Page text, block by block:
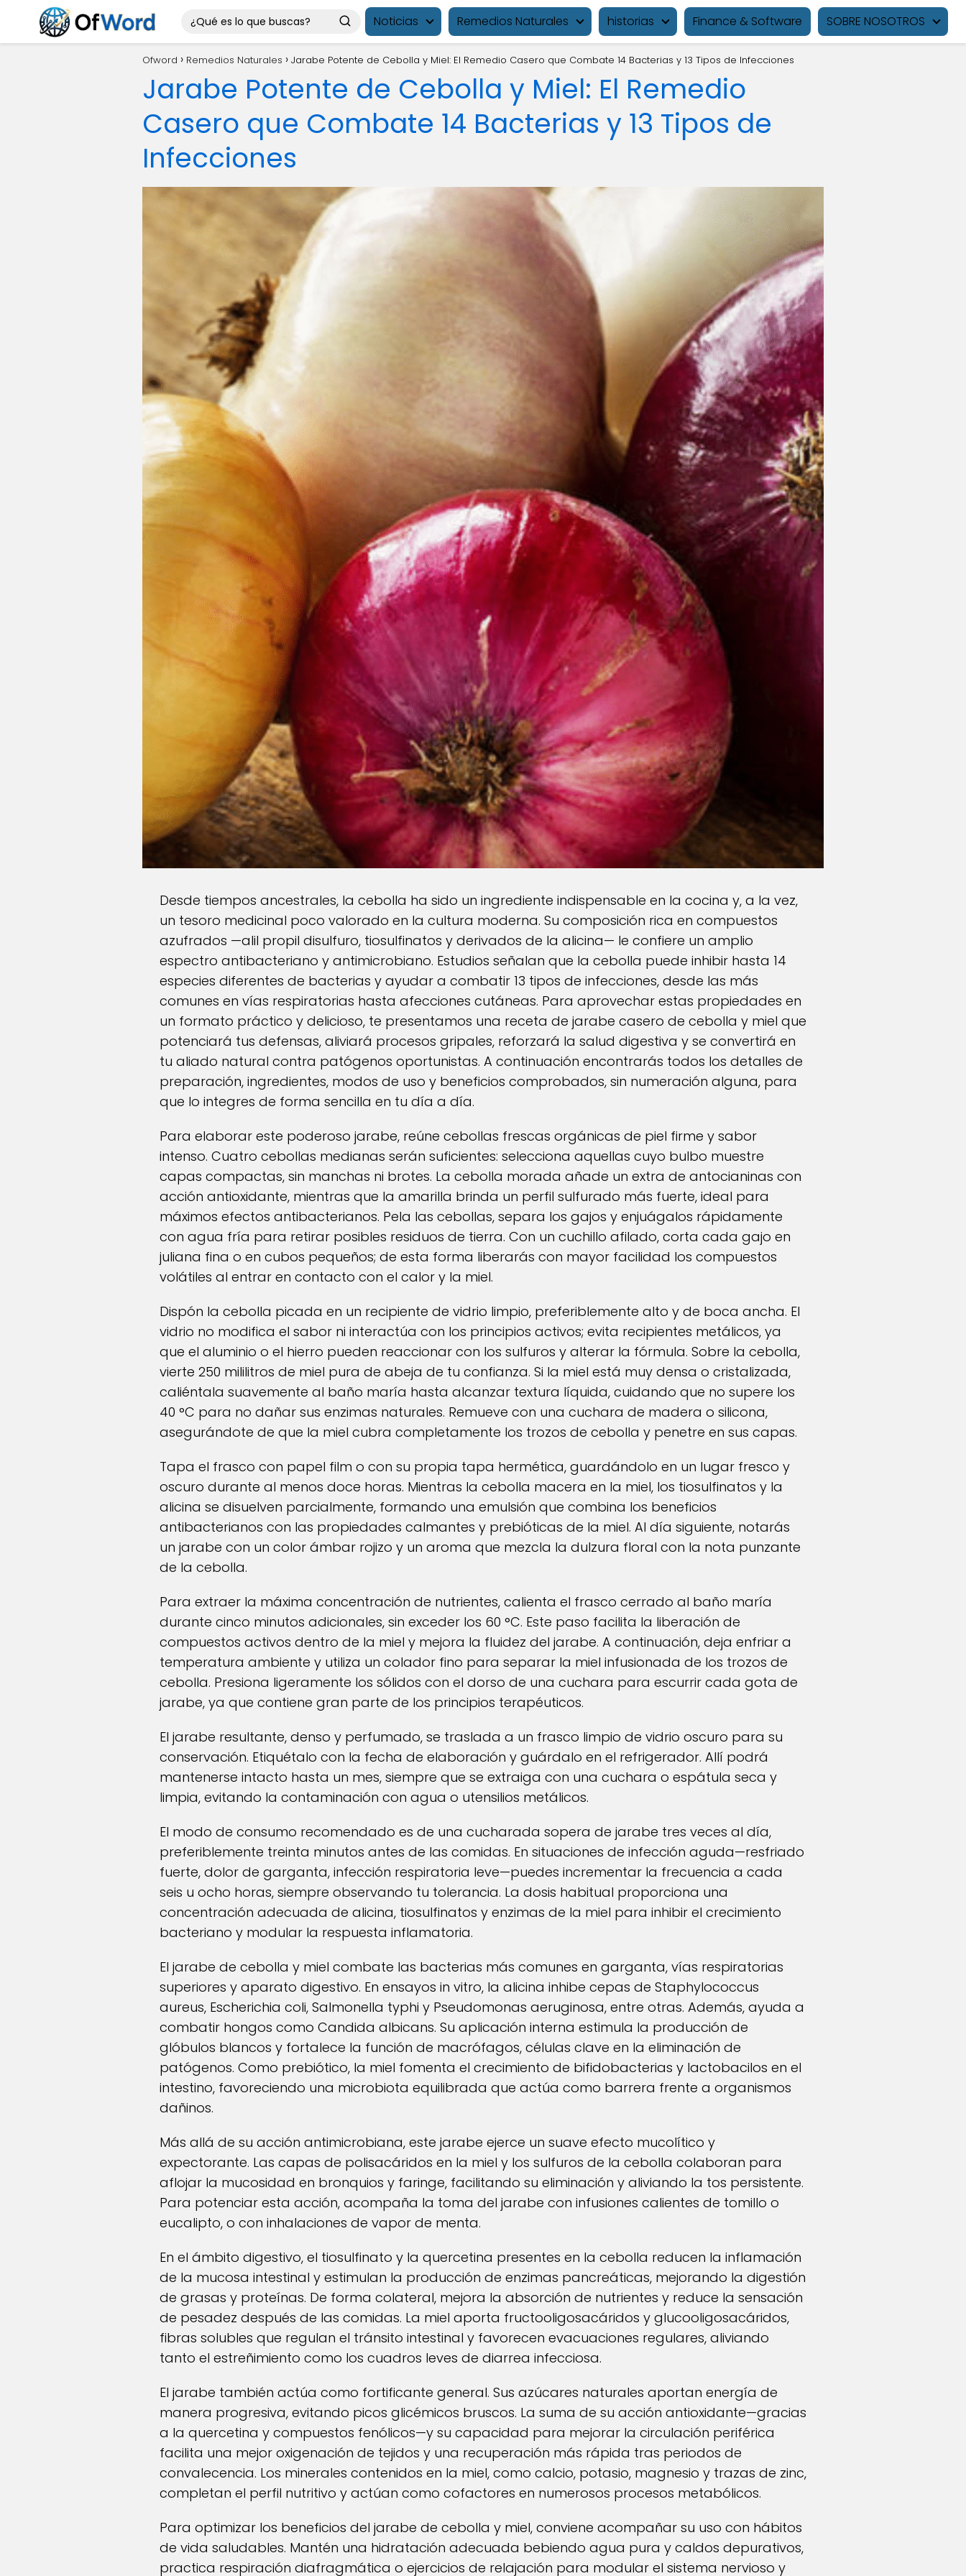
Noticias Remedios Naturales historias Finance & Software SOBRE NOSOTROS
Ofword Remedios Naturales Jarabe Potente de Cebolla y Miel: El Remedio Casero que Combate 14 Bacterias y 13 Tipos de Infecciones
Jarabe Potente de Cebolla y Miel: El Remedio
Casero que Combate 14 Bacterias y 13 Tipos de
Infecciones
Desde tiempos ancestrales, la cebolla ha sido un ingrediente indispensable en la cocina y, a la vez,
un tesoro medicinal poco valorado en la cultura moderna. Su composición rica en compuestos
azufrados —alil propil disulfuro, tiosulfinatos y derivados de la alicina— le confiere un amplio
espectro antibacteriano y antimicrobiano. Estudios señalan que la cebolla puede inhibir hasta 14
especies diferentes de bacterias y ayudar a combatir 13 tipos de infecciones, desde las más
comunes en vías respiratorias hasta afecciones cutáneas. Para aprovechar estas propiedades en
un formato práctico y delicioso, te presentamos una receta de jarabe casero de cebolla y miel que
potenciará tus defensas, aliviará procesos gripales, reforzará la salud digestiva y se convertirá en
tu aliado natural contra patógenos oportunistas. A continuación encontrarás todos los detalles de
preparación, ingredientes, modos de uso y beneficios comprobados, sin numeración alguna, para
que lo integres de forma sencilla en tu día a día.
Para elaborar este poderoso jarabe, reúne cebollas frescas orgánicas de piel firme y sabor
intenso. Cuatro cebollas medianas serán suficientes: selecciona aquellas cuyo bulbo muestre
capas compactas, sin manchas ni brotes. La cebolla morada añade un extra de antocianinas con
acción antioxidante, mientras que la amarilla brinda un perfil sulfurado más fuerte, ideal para
máximos efectos antibacterianos. Pela las cebollas, separa los gajos y enjuágalos rápidamente
con agua fría para retirar posibles residuos de tierra. Con un cuchillo afilado, corta cada gajo en
juliana fina o en cubos pequeños; de esta forma liberarás con mayor facilidad los compuestos
volátiles al entrar en contacto con el calor y la miel.
Dispón la cebolla picada en un recipiente de vidrio limpio, preferiblemente alto y de boca ancha. El
vidrio no modifica el sabor ni interactúa con los principios activos; evita recipientes metálicos, ya
que el aluminio o el hierro pueden reaccionar con los sulfuros y alterar la fórmula. Sobre la cebolla,
vierte 250 mililitros de miel pura de abeja de tu confianza. Si la miel está muy densa o cristalizada,
caliéntala suavemente al baño maría hasta alcanzar textura líquida, cuidando que no supere los
40 °C para no dañar sus enzimas naturales. Remueve con una cuchara de madera o silicona,
asegurándote de que la miel cubra completamente los trozos de cebolla y penetre en sus capas.
Tapa el frasco con papel film o con su propia tapa hermética, guardándolo en un lugar fresco y
oscuro durante al menos doce horas. Mientras la cebolla macera en la miel, los tiosulfinatos y la
alicina se disuelven parcialmente, formando una emulsión que combina los beneficios
antibacterianos con las propiedades calmantes y prebióticas de la miel. Al día siguiente, notarás
un jarabe con un color ámbar rojizo y un aroma que mezcla la dulzura floral con la nota punzante
de la cebolla.
Para extraer la máxima concentración de nutrientes, calienta el frasco cerrado al baño maría
durante cinco minutos adicionales, sin exceder los 60 °C. Este paso facilita la liberación de
compuestos activos dentro de la miel y mejora la fluidez del jarabe. A continuación, deja enfriar a
temperatura ambiente y utiliza un colador fino para separar la miel infusionada de los trozos de
cebolla. Presiona ligeramente los sólidos con el dorso de una cuchara para escurrir cada gota de
jarabe, ya que contiene gran parte de los principios terapéuticos.
El jarabe resultante, denso y perfumado, se traslada a un frasco limpio de vidrio oscuro para su
conservación. Etiquétalo con la fecha de elaboración y guárdalo en el refrigerador. Allí podrá
mantenerse intacto hasta un mes, siempre que se extraiga con una cuchara o espátula seca y
limpia, evitando la contaminación con agua o utensilios metálicos.
El modo de consumo recomendado es de una cucharada sopera de jarabe tres veces al día,
preferiblemente treinta minutos antes de las comidas. En situaciones de infección aguda—resfriado
fuerte, dolor de garganta, infección respiratoria leve—puedes incrementar la frecuencia a cada
seis u ocho horas, siempre observando tu tolerancia. La dosis habitual proporciona una
concentración adecuada de alicina, tiosulfinatos y enzimas de la miel para inhibir el crecimiento
bacteriano y modular la respuesta inflamatoria.
El jarabe de cebolla y miel combate las bacterias más comunes en garganta, vías respiratorias
superiores y aparato digestivo. En ensayos in vitro, la alicina inhibe cepas de Staphylococcus
aureus, Escherichia coli, Salmonella typhi y Pseudomonas aeruginosa, entre otras. Además, ayuda a
combatir hongos como Candida albicans. Su aplicación interna estimula la producción de
glóbulos blancos y fortalece la función de macrófagos, células clave en la eliminación de
patógenos. Como prebiótico, la miel fomenta el crecimiento de bifidobacterias y lactobacilos en el
intestino, favoreciendo una microbiota equilibrada que actúa como barrera frente a organismos
dañinos.
Más allá de su acción antimicrobiana, este jarabe ejerce un suave efecto mucolítico y
expectorante. Las capas de polisacáridos en la miel y los sulfuros de la cebolla colaboran para
aflojar la mucosidad en bronquios y faringe, facilitando su eliminación y aliviando la tos persistente.
Para potenciar esta acción, acompaña la toma del jarabe con infusiones calientes de tomillo o
eucalipto, o con inhalaciones de vapor de menta.
En el ámbito digestivo, el tiosulfinato y la quercetina presentes en la cebolla reducen la inflamación
de la mucosa intestinal y estimulan la producción de enzimas pancreáticas, mejorando la digestión
de grasas y proteínas. De forma colateral, mejora la absorción de nutrientes y reduce la sensación
de pesadez después de las comidas. La miel aporta fructooligosacáridos y glucooligosacáridos,
fibras solubles que regulan el tránsito intestinal y favorecen evacuaciones regulares, aliviando
tanto el estreñimiento como los cuadros leves de diarrea infecciosa.
El jarabe también actúa como fortificante general. Sus azúcares naturales aportan energía de
manera progresiva, evitando picos glicémicos bruscos. La suma de su acción antioxidante—gracias
a la quercetina y compuestos fenólicos—y su capacidad para mejorar la circulación periférica
facilita una mejor oxigenación de tejidos y una recuperación más rápida tras periodos de
convalecencia. Los minerales contenidos en la miel, como calcio, potasio, magnesio y trazas de zinc,
completan el perfil nutritivo y actúan como cofactores en numerosos procesos metabólicos.
Para optimizar los beneficios del jarabe de cebolla y miel, conviene acompañar su uso con hábitos
de vida saludables. Mantén una hidratación adecuada bebiendo agua pura y caldos depurativos,
practica respiración diafragmática o ejercicios de relajación para modular el sistema nervioso y